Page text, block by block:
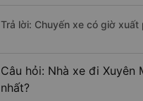
Trả lời: Chuyến xe có giờ
Câu hỏi: Nhà xe đi Xuyên
nhất?